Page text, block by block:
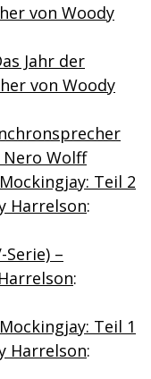
von Woody
Jahr der
von Woody
Wolff
Teil 2
Harrelson:
Serie) –
:
Teil 1
Harrelson: